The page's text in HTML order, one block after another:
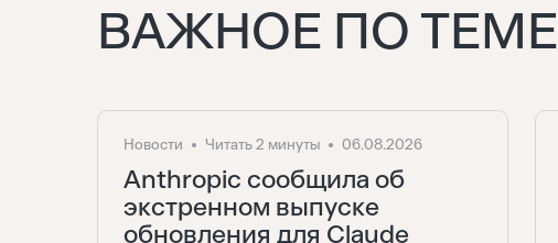
ВАЖНОЕ ПО ТЕМЕ
Новости Читать 2 минуты 06.08.2026
Anthropic сообщила об
экстренном выпуске
обновления для Claude